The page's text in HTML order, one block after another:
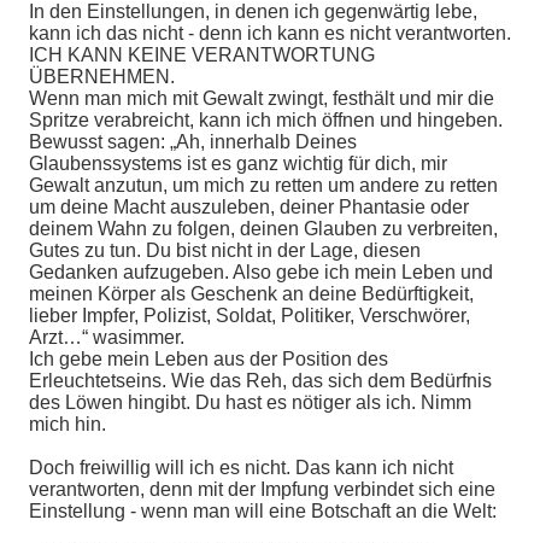
In den Einstellungen, in denen ich gegenwärtig lebe,
kann ich das nicht - denn ich kann es nicht verantworten.
ICH KANN KEINE VERANTWORTUNG
ÜBERNEHMEN.
Wenn man mich mit Gewalt zwingt, festhält und mir die
Spritze verabreicht, kann ich mich öffnen und hingeben.
Bewusst sagen: „Ah, innerhalb Deines
Glaubenssystems ist es ganz wichtig für dich, mir
Gewalt anzutun, um mich zu retten um andere zu retten
um deine Macht auszuleben, deiner Phantasie oder
deinem Wahn zu folgen, deinen Glauben zu verbreiten,
Gutes zu tun. Du bist nicht in der Lage, diesen
Gedanken aufzugeben. Also gebe ich mein Leben und
meinen Körper als Geschenk an deine Bedürftigkeit,
lieber Impfer, Polizist, Soldat, Politiker, Verschwörer,
Arzt…“ wasimmer.
Ich gebe mein Leben aus der Position des
Erleuchtetseins. Wie das Reh, das sich dem Bedürfnis
des Löwen hingibt. Du hast es nötiger als ich. Nimm
mich hin.
Doch freiwillig will ich es nicht. Das kann ich nicht
verantworten, denn mit der Impfung verbindet sich eine
Einstellung - wenn man will eine Botschaft an die Welt: